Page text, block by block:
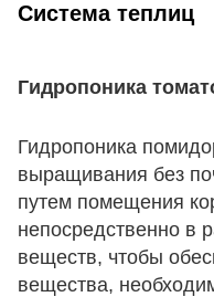
Система теплиц
Гидропоника
Гидропоника
выращивания без
путем помещения
непосредственно в
веществ, чтобы
вещества,